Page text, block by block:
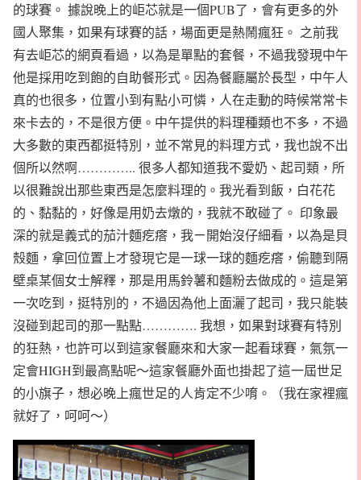
的球賽。 據說晚上的岠芯就是一個PUB了，會有更多的外
國人聚集，如果有球賽的話，場面更是熱鬧瘋狂。 之前我
有去岠芯的網頁看過，以為是單點的套餐，不過我發現中午
他是採用吃到飽的自助餐形式。因為餐廳屬於長型，中午人
真的也很多，位置小到有點小可憐，人在走動的時候常常卡
來卡去的，不是很方便。中午提供的料理種類也不多，不過
大多數的東西都挺特別，並不常見的料理方式，我也說不出
個所以然啊………….. 很多人都知道我不愛奶、起司類，所
以很難說出那些東西是怎麼料理的。我光看到飯，白花花
的、黏黏的，好像是用奶去燉的，我就不敢碰了。 印象最
深的就是義式的茄汁麵疙瘩，我ㄧ開始沒仔細看，以為是貝
殼麵，拿回位置上才發現它是一球一球的麵疙瘩，偷聽到隔
壁桌某個女士解釋，那是用馬鈴薯和麵粉去做成的。這是第
一次吃到，挺特別的，不過因為他上面灑了起司，我只能裝
沒碰到起司的那一點點…………. 我想，如果對球賽有特別
的狂熱，也許可以到這家餐廳來和大家一起看球賽，氣氛一
定會HIGH到最高點呢～這家餐廳外面也掛起了這一屆世足
的小旗子，想必晚上瘋世足的人肯定不少唷。（我在家裡瘋
就好了，呵呵～）